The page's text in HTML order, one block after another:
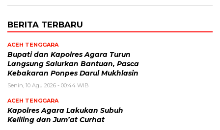
BERITA TERBARU
ACEH TENGGARA
Bupati dan Kapolres Agara Turun
Langsung Salurkan Bantuan, Pasca
Kebakaran Ponpes Darul Mukhlasin
Senin, 10 Agu 2026 - 00:44 WIB
ACEH TENGGARA
Kapolres Agara Lakukan Subuh
Keliling dan Jum’at Curhat